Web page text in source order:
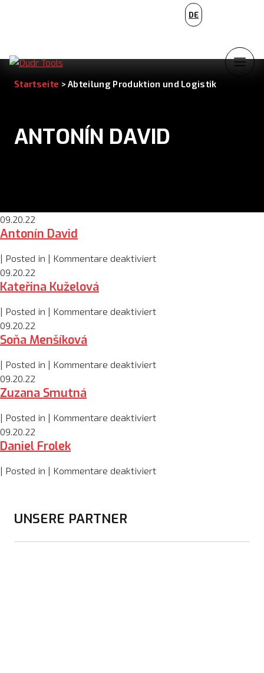
DE
Startseite >Abteilung Produktion und Logistik
ANTONÍN DAVID
09.20.22
Antonín David
| Posted in | Kommentare deaktiviertfür
09.20.22
Kateřina Kuželová
| Posted in | Kommentare deaktiviertfür
09.20.22
Soňa Menšíková
| Posted in | Kommentare deaktiviertfür
09.20.22
Zuzana Smutná
| Posted in | Kommentare deaktiviertfür
09.20.22
Daniel Frolek
| Posted in | Kommentare deaktiviertfür
UNSERE PARTNER